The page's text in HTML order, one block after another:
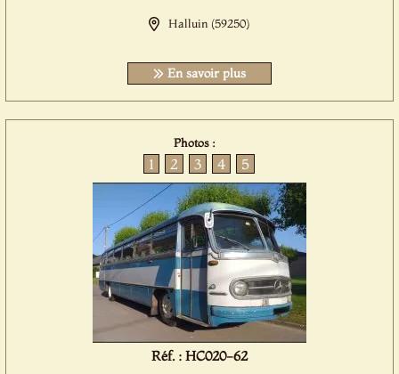
Halluin (59250)
En savoir plus
Photos :
1 2 3 4 5
Réf. : HC020-62